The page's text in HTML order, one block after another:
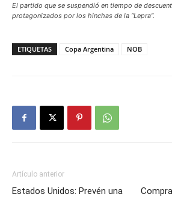
El partido que se suspendió en tiempo de
protagonizados por los hinchas de la “Lepra”.
ETIQUETAS Copa Argentina NOB
Artículo anterior
Estados Unidos: Prevén una